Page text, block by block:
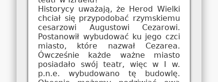
Historycy uważają, że Herod Wielki
chciał się przypodobać rzymskiemu
cesarzowi Augustowi Cezarowi.
Postanowił wybudować ku jego czci
miasto, które nazwał Cezarea.
Ówcześnie każde ważne miasto
posiadało swój teatr, więc w I w.
p.n.e. wybudowano tę budowlę.